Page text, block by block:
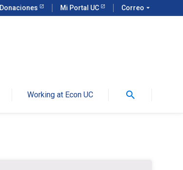
Donaciones Mi Portal UC Correo arrow_drop_down
Working at Econ UC search